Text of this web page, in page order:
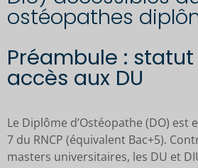
ostéopathes
Préambule :
accès aux DU
Le Diplôme d’Ostéopathe (DO) est
7 du RNCP (équivalent Bac+5).
masters universitaires, les DU et